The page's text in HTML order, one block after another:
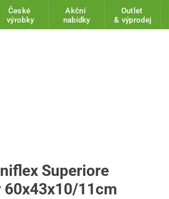
České
výrobky
Akční
nabídky
Outlet
& výprodej
Superiore
60x43x10/11cm